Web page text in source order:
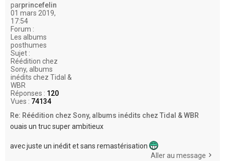
parprincefelin
01 mars 2019,
17:54
Forum :
Les albums
posthumes
Sujet :
Réédition chez
Sony, albums
inédits chez Tidal &
WBR
Réponses : 120
Vues : 74134
Re: Réédition chez Sony, albums inédits chez Tidal & WBR
ouais un truc super ambitieux
avec juste un inédit et sans remastérisation
Aller au message